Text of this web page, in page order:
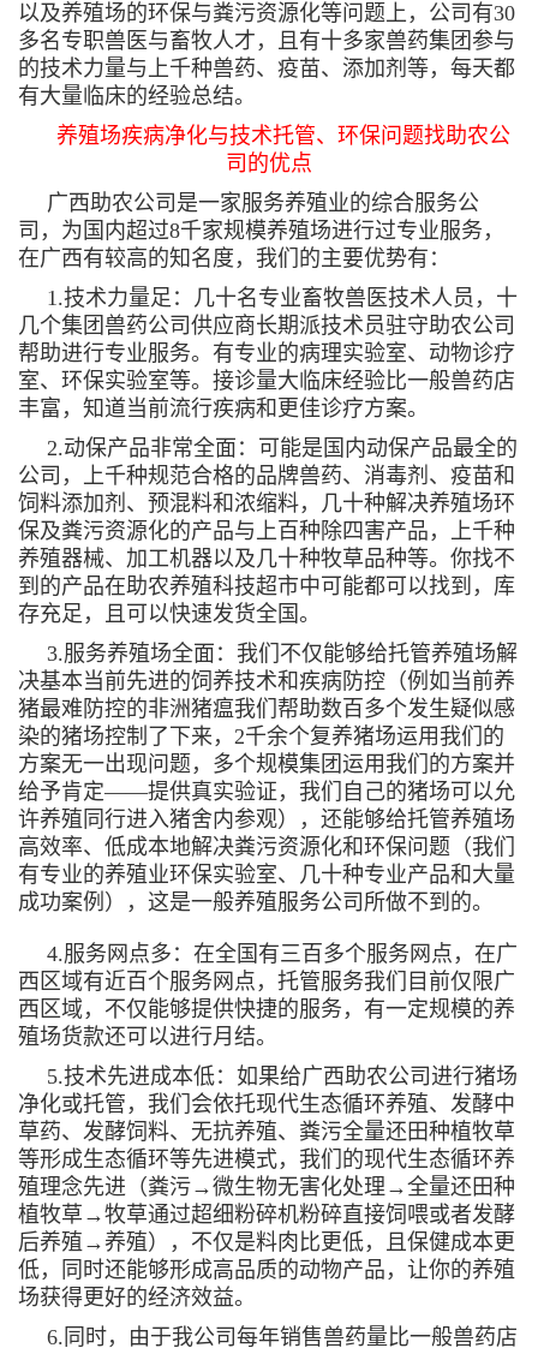
以及养殖场的环保与粪污资源化等问题上，公司有30
多名专职兽医与畜牧人才，且有十多家兽药集团参与
的技术力量与上千种兽药、疫苗、添加剂等，每天都
有大量临床的经验总结。
养殖场疾病净化与技术托管、环保问题找助农公
司的优点
广西助农公司是一家服务养殖业的综合服务公
司，为国内超过8千家规模养殖场进行过专业服务，
在广西有较高的知名度，我们的主要优势有：
1.技术力量足：几十名专业畜牧兽医技术人员，十
几个集团兽药公司供应商长期派技术员驻守助农公司
帮助进行专业服务。有专业的病理实验室、动物诊疗
室、环保实验室等。接诊量大临床经验比一般兽药店
丰富，知道当前流行疾病和更佳诊疗方案。
2.动保产品非常全面：可能是国内动保产品最全的
公司，上千种规范合格的品牌兽药、消毒剂、疫苗和
饲料添加剂、预混料和浓缩料，几十种解决养殖场环
保及粪污资源化的产品与上百种除四害产品，上千种
养殖器械、加工机器以及几十种牧草品种等。你找不
到的产品在助农养殖科技超市中可能都可以找到，库
存充足，且可以快速发货全国。
3.服务养殖场全面：我们不仅能够给托管养殖场解
决基本当前先进的饲养技术和疾病防控（例如当前养
猪最难防控的非洲猪瘟我们帮助数百多个发生疑似感
染的猪场控制了下来，2千余个复养猪场运用我们的
方案无一出现问题，多个规模集团运用我们的方案并
给予肯定——提供真实验证，我们自己的猪场可以允
许养殖同行进入猪舍内参观），还能够给托管养殖场
高效率、低成本地解决粪污资源化和环保问题（我们
有专业的养殖业环保实验室、几十种专业产品和大量
成功案例），这是一般养殖服务公司所做不到的。
4.服务网点多：在全国有三百多个服务网点，在广
西区域有近百个服务网点，托管服务我们目前仅限广
西区域，不仅能够提供快捷的服务，有一定规模的养
殖场货款还可以进行月结。
5.技术先进成本低：如果给广西助农公司进行猪场
净化或托管，我们会依托现代生态循环养殖、发酵中
草药、发酵饲料、无抗养殖、粪污全量还田种植牧草
等形成生态循环等先进模式，我们的现代生态循环养
殖理念先进（粪污→微生物无害化处理→全量还田种
植牧草→牧草通过超细粉碎机粉碎直接饲喂或者发酵
后养殖→养殖），不仅是料肉比更低，且保健成本更
低，同时还能够形成高品质的动物产品，让你的养殖
场获得更好的经济效益。
6.同时，由于我公司每年销售兽药量比一般兽药店